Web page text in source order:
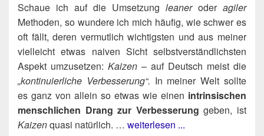
Schaue ich auf die Umset­zung lea­neroder agi­ler
Metho­den, so wun­de­re ich mich häu­fig, wie schwer es
oft fällt, deren ver­mut­lich wich­tigs­ten und aus mei­ner
viel­leicht etwas nai­ven Sicht selbst­ver­ständ­lichs­ten
Aspekt umzu­set­zen: Kai­zen – auf Deutsch meist die
„kon­ti­nu­ier­li­che Ver­bes­se­rung“. In mei­ner Welt soll­te
es ganz von allein so etwas wie einen intrin­si­schen
mensch­li­chen Drang zur Ver­bes­se­rung geben, ist
Kai­zenqua­si natür­lich. … weiterlesen ...